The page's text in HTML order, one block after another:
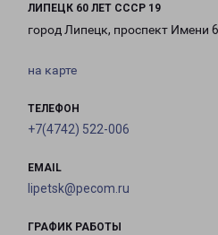
ЛИПЕЦК 60 ЛЕТ СССР 19
город Липецк, проспект Имени
на карте
ТЕЛЕФОН
+7(4742) 522-006
EMAIL
lipetsk@pecom.ru
ГРАФИК РАБОТЫ